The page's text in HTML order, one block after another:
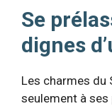
Se
dignes
Les charmes du
seulement à